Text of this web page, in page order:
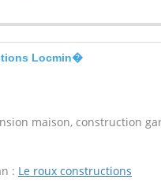
Locmin�
maison, construction
: Le roux constructions